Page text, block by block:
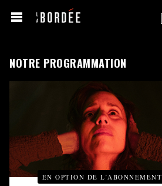
NOTRE PROGRAMMATION
EN OPTION DE L’ABONNEMENT